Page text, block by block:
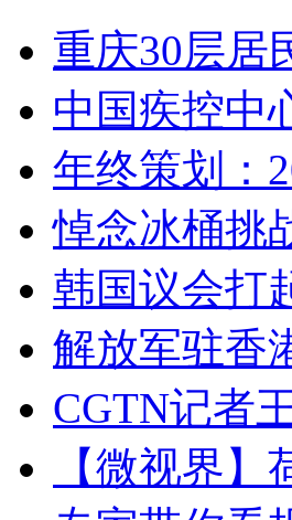
重庆30层
中国疾控中
年终策划：
悼念冰桶挑
韩国议会打
解放军驻香
CGTN记者
【微视界